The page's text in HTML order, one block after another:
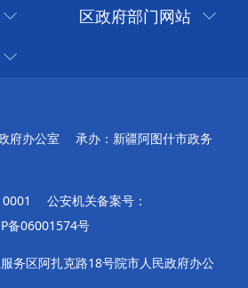
区政府部门网站
府办公室
承办：新疆阿图什市政务
公安机关备案号：
备06001574号
务区阿扎克路18号院市人民政府办公